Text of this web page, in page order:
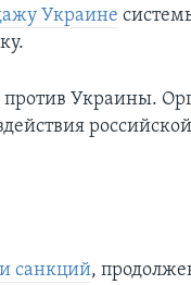
Украине
Украины.
санкций,